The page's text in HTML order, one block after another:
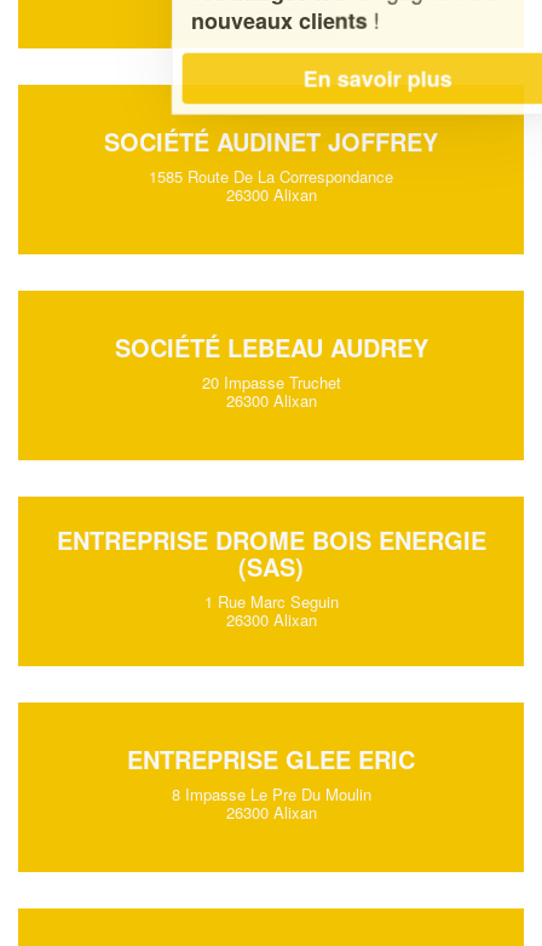
SOCIÉTÉ AUDINET JOFFREY
1585 Route De La Correspondance
26300 Alixan
SOCIÉTÉ LEBEAU AUDREY
20 Impasse Truchet
26300 Alixan
ENTREPRISE DROME BOIS ENERGIE
(SAS)
1 Rue Marc Seguin
26300 Alixan
ENTREPRISE GLEE ERIC
8 Impasse Le Pre Du Moulin
26300 Alixan
nouveaux clients!
En savoir plus